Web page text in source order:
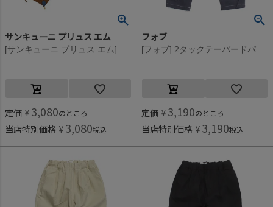
サンキューニ プリュス エム
[サンキューニ プリュス エム] maru kids アンブレラ（ブラウン） ブラウン
定価 ¥ 3,080のところ
当店特別価格 ¥ 3,080税込
フォブ
[フォブ] 2タックテーパードパンツ ネイビー(NV)
定価 ¥ 3,190のところ
当店特別価格 ¥ 3,190税込